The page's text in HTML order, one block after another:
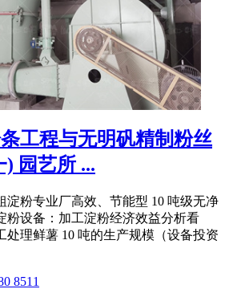
工程与无明矾精制粉丝
园艺所 ...
淀粉专业厂高效、节能型 10 吨级无净
粉设备：加工淀粉经济效益分析看
处理鲜薯 10 吨的生产规模（设备投资
8511